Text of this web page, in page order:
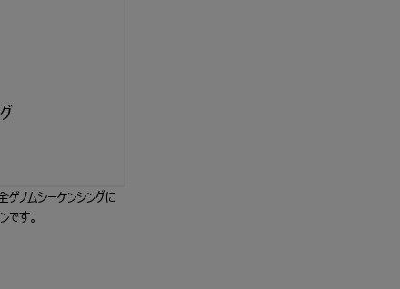
ノムシーケンシングに
す。